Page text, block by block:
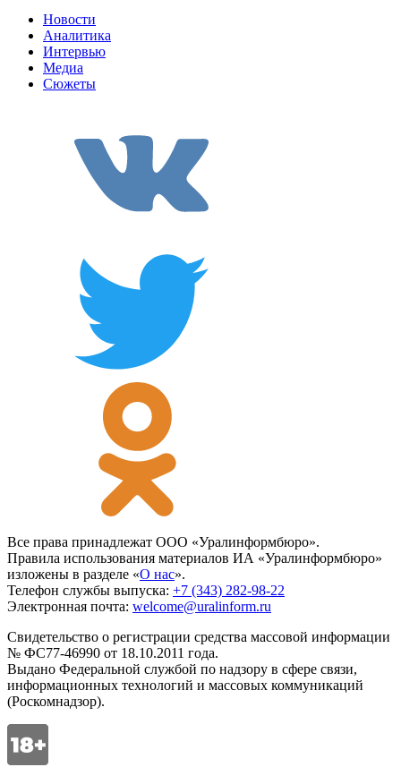
Новости
Аналитика
Интервью
Медиа
Сюжеты
Все права принадлежат ООО «Уралинформбюро».
Правила использования материалов ИА «Уралинформбюро»
изложены в разделе «О нас».
Телефон службы выпуска: +7 (343) 282-98-22
Электронная почта: welcome@uralinform.ru
Свидетельство о регистрации средства массовой информации
№ ФС77-46990 от 18.10.2011 года.
Выдано Федеральной службой по надзору в сфере связи,
информационных технологий и массовых коммуникаций
(Роскомнадзор).